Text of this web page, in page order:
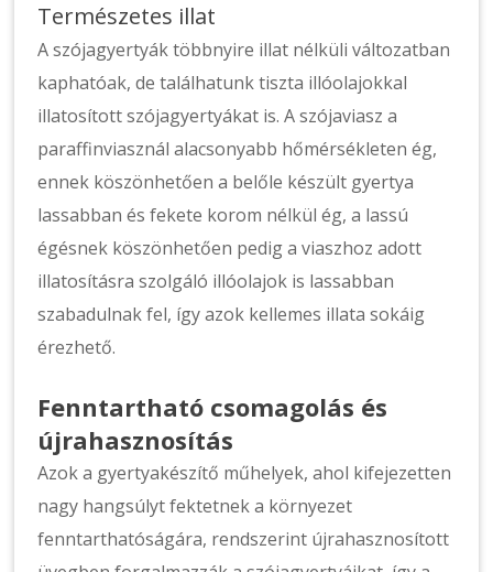
Természetes illat
A szójagyertyák többnyire illat nélküli változatban
kaphatóak, de találhatunk tiszta illóolajokkal
illatosított szójagyertyákat is. A szójaviasz a
paraffinviasznál alacsonyabb hőmérsékleten ég,
ennek köszönhetően a belőle készült gyertya
lassabban és fekete korom nélkül ég, a lassú
égésnek köszönhetően pedig a viaszhoz adott
illatosításra szolgáló illóolajok is lassabban
szabadulnak fel, így azok kellemes illata sokáig
érezhető.
Fenntartható csomagolás és
újrahasznosítás
Azok a gyertyakészítő műhelyek, ahol kifejezetten
nagy hangsúlyt fektetnek a környezet
fenntarthatóságára, rendszerint újrahasznosított